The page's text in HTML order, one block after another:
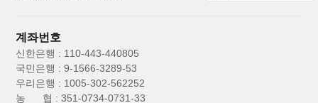
계좌번호
신한은행 : 110-443-440805
국민은행 : 9-1566-3289-53
우리은행 : 1005-302-562252
농 협 : 351-0734-0731-33